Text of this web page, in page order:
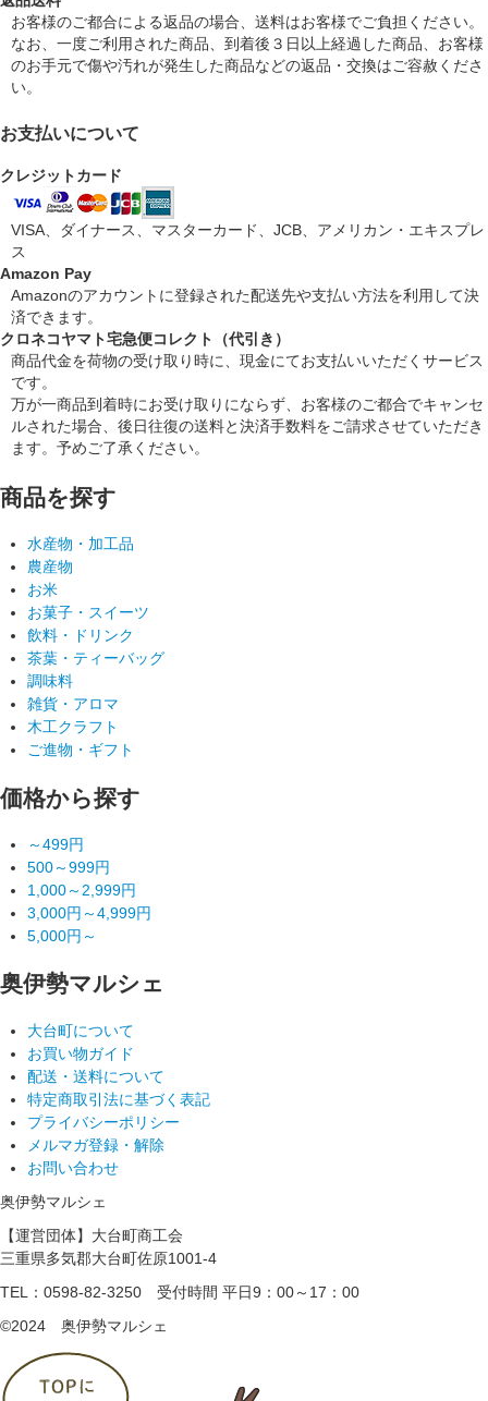
お客様のご都合による返品の場合、送料はお客様でご負担ください。
なお、一度ご利用された商品、到着後３日以上経過した商品、お客様
のお手元で傷や汚れが発生した商品などの返品・交換はご容赦くださ
い。
お支払いについて
クレジットカード
VISA、ダイナース、マスターカード、JCB、アメリカン・エキスプレ
ス
Amazon Pay
Amazonのアカウントに登録された配送先や支払い方法を利用して決
済できます。
クロネコヤマト宅急便コレクト（代引き）
商品代金を荷物の受け取り時に、現金にてお支払いいただくサービス
です。
万が一商品到着時にお受け取りにならず、お客様のご都合でキャンセ
ルされた場合、後日往復の送料と決済手数料をご請求させていただき
ます。予めご了承ください。
商品を探す
水産物・加工品
農産物
お米
お菓子・スイーツ
飲料・ドリンク
茶葉・ティーバッグ
調味料
雑貨・アロマ
木工クラフト
ご進物・ギフト
価格から探す
～499円
500～999円
1,000～2,999円
3,000円～4,999円
5,000円～
奥伊勢マルシェ
大台町について
お買い物ガイド
配送・送料について
特定商取引法に基づく表記
プライバシーポリシー
メルマガ登録・解除
お問い合わせ
奥伊勢マルシェ
【運営団体】大台町商工会
三重県多気郡大台町佐原1001-4
TEL：0598-82-3250 受付時間 平日9：00～17：00
©2024 奥伊勢マルシェ